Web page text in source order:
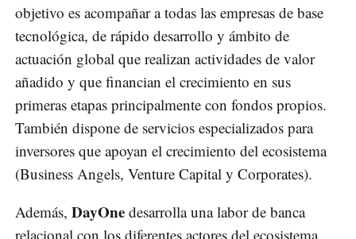
objetivo es acompañar a todas las empresas de base
tecnológica, de rápido desarrollo y ámbito de
actuación global que realizan actividades de valor
añadido y que financian el crecimiento en sus
primeras etapas principalmente con fondos propios.
También dispone de servicios especializados para
inversores que apoyan el crecimiento del ecosistema
(Business Angels, Venture Capital y Corporates).
Además, DayOne desarrolla una labor de banca
relacional con los diferentes actores del ecosistema,